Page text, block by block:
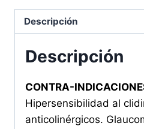
Descripción
Descripción
CONTRA-
Hipersensibilidad al
anticolinérgicos.